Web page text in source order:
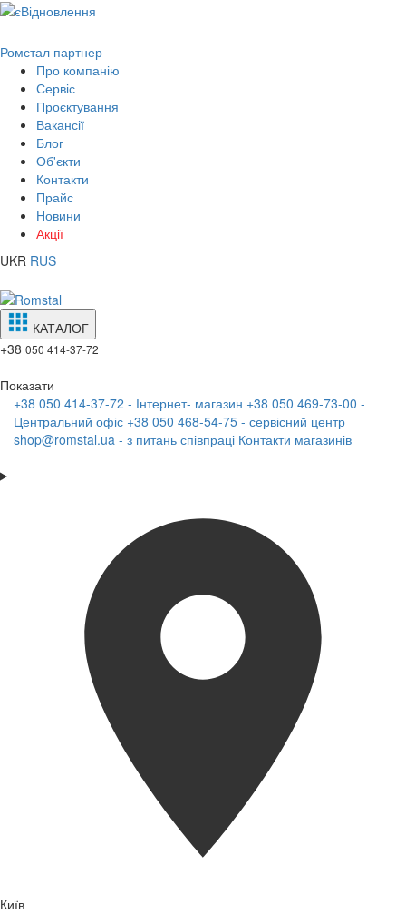
Ромстал партнер
Про компанію
Сервіс
Проєктування
Вакансії
Блог
Об'єкти
Контакти
Прайс
Новини
Акції
UKR RUS
КАТАЛОГ
+38 050 414-37-72
Показати
+38 050 414-37-72 - Інтернет- магазин +38 050 469-73-00 -
Центральний офіс +38 050 468-54-75 - сервісний центр
shop@romstal.ua - з питань співпраці Контакти магазинів
Київ